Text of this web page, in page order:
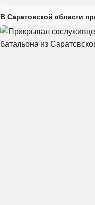
В Саратовской области